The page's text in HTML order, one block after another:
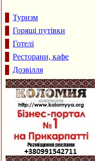
Туризм
Горящі путівки
Готелі
Ресторани, кафе
Дозвілля